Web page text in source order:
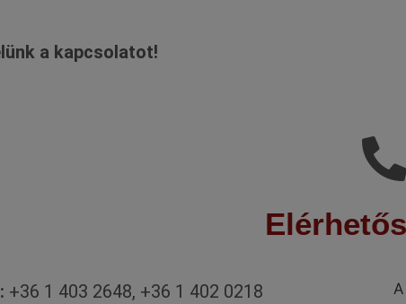
a kapcsolatot!
+36 1 403 2648, +36 1 402 0218